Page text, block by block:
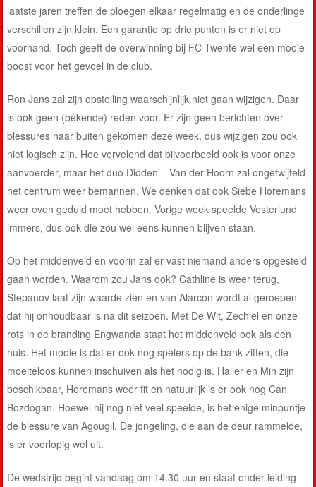
laatste jaren treffen de ploegen elkaar regelmatig en de onderlinge
verschillen zijn klein. Een garantie op drie punten is er niet op
voorhand. Toch geeft de overwinning bij FC Twente wel een mooie
boost voor het gevoel in de club.
Ron Jans zal zijn opstelling waarschijnlijk niet gaan wijzigen. Daar
is ook geen (bekende) reden voor. Er zijn geen berichten over
blessures naar buiten gekomen deze week, dus wijzigen zou ook
niet logisch zijn. Hoe vervelend dat bijvoorbeeld ook is voor onze
aanvoerder, maar het duo Didden – Van der Hoorn zal ongetwijfeld
het centrum weer bemannen. We denken dat ook Siebe Horemans
weer even geduld moet hebben. Vorige week speelde Vesterlund
immers, dus ook die zou wel eens kunnen blijven staan.
Op het middenveld en voorin zal er vast niemand anders opgesteld
gaan worden. Waarom zou Jans ook? Cathline is weer terug,
Stepanov laat zijn waarde zien en van Alarcón wordt al geroepen
dat hij onhoudbaar is na dit seizoen. Met De Wit, Zechiël en onze
rots in de branding Engwanda staat het middenveld ook als een
huis. Het mooie is dat er ook nog spelers op de bank zitten, die
moeiteloos kunnen inschuiven als het nodig is. Haller en Min zijn
beschikbaar, Horemans weer fit en natuurlijk is er ook nog Can
Bozdogan. Hoewel hij nog niet veel speelde, is het enige minpuntje
de blessure van Agougil. De jongeling, die aan de deur rammelde,
is er voorlopig wel uit.
De wedstrijd begint vandaag om 14.30 uur en staat onder leiding